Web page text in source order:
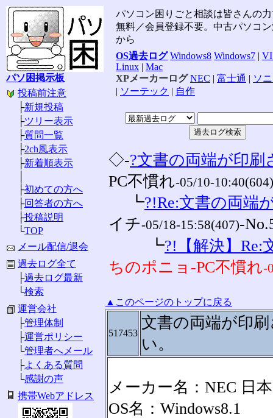
パソ困掲示板
投稿前注意
├新規投稿
├ツリー表示
├質問一覧
├2ch風表示
├新着順表示
├初めての方へ
├回答者の方へ
├投稿説明
└TOP
メール配信/退会
過去ログ全て
├過去ログ最新
└検索
運営会社
├管理体制
├運営ポリシー
└管理者へメール
├よくある質問
└感謝の声
携帯Webアドレス
パソコン困りごと相談は皆さんの
無料／会員登録不要。中古パソコ
から
OS過去ログ Windows8 Windows7 |
Linux | Mac
XPメーカーログ NEC | 富士通 | ソ
| ソーテック | 自作
◇-?文書の両端が印刷
PC不慣れ-05/10-10:40(604)
┗?!Re:文書の両端
イチ-05/18-15:58(407)-
┗?!【解決】
ちのポニョ-PC不慣れ-
▲このページのトップに戻る
517453
文書の両端が印
い。
メーカー名：NEC 日
OS名：Windows8.1